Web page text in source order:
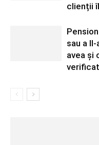
clienții
sau a
avea și